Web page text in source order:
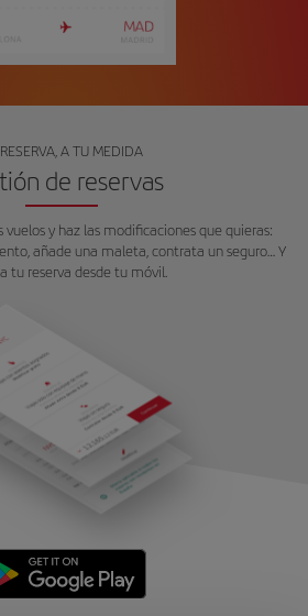
A TU MEDIDA
de reservas
y haz las modificaciones que quieras:
añade una maleta, contrata un seguro… Y
tu reserva desde tu móvil.